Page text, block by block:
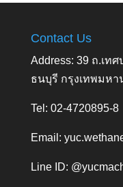
Contact Us
Address: 39 ถ.เท
ธนบุรี กรุงเทพมหา
Tel: 02-4720895-8
Email:
Line ID: